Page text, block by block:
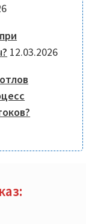
12.03.2026